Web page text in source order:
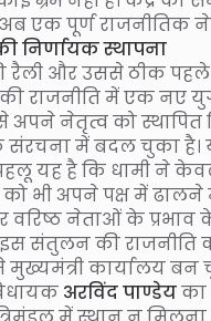
एक पूर्ण राजनीतिक
निर्णायक स्थापना
रैली और उससे ठीक
की राजनीति में एक नए
अपने नेतृत्व को
संरचना में बदल चुका है।
यह है कि धामी ने
भी अपने पक्ष में ढालने
नेताओं के प्रभाव
इस संतुलन की राजनीति
मुख्यमंत्री कार्यालय बन
अरविंद पाण्डेयका